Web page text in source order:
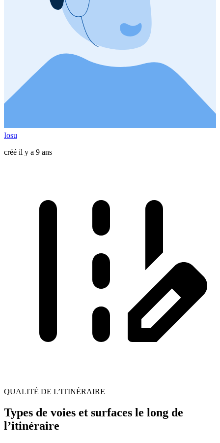
Iosu
créé il y a 9 ans
QUALITÉ DE L’ITINÉRAIRE
Types de voies et surfaces le long de
l’itinéraire